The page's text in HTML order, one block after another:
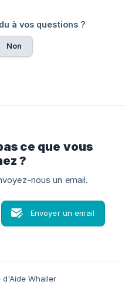
à vos questions ?
Non
ce que vous
?
nous un email.
Envoyer un email